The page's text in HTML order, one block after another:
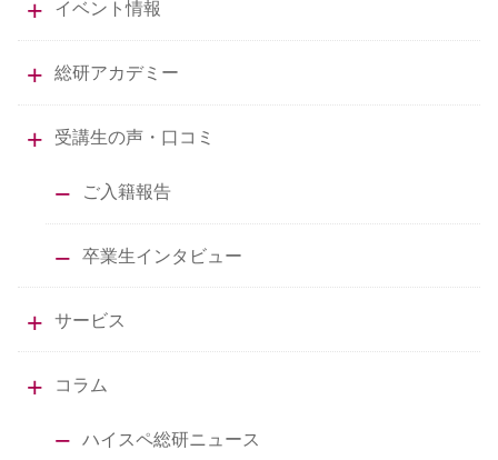
イベント情報
総研アカデミー
受講生の声・口コミ
ご入籍報告
卒業生インタビュー
サービス
コラム
ハイスペ総研ニュース